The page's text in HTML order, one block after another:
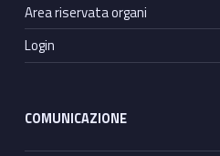
Area riservata organi
Login
COMUNICAZIONE